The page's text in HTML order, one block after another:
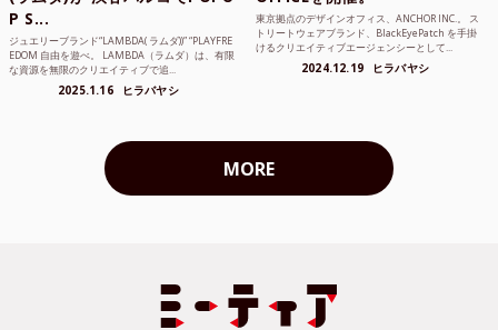
P S...
ジュエリーブランド“LAMBDA( ラムダ))” “PLAYFRE
EDOM 自由を遊べ。 LAMBDA（ラムダ）は、有限
な資源を無限のクリエイティブで追...
2025.1.16 ヒラバヤシ
東京拠点のデザインオフィス、ANCHOR INC.。 ス
トリートウェアブランド、BlackEyePatch を手掛
けるクリエイティブエージェンシーとして...
2024.12.19 ヒラバヤシ
MORE